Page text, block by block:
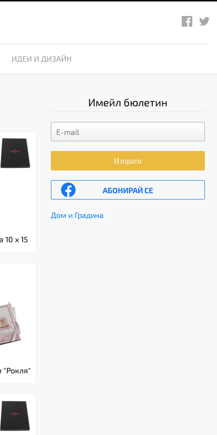
ИДЕИ И ДИЗАЙН
10 x 15
"Рокля"
Имейл бюлетин
Изпрати
АБОНИРАЙ СЕ
Дом и Градина